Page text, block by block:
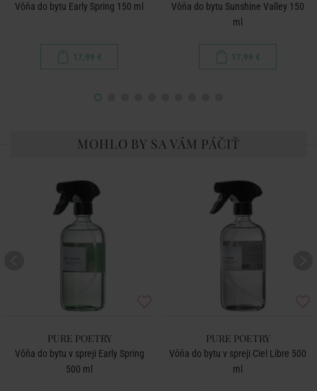
Vôňa do bytu Early Spring 150 ml
17,99 €
Vôňa do bytu Sunshine Valley 150
ml
17,99 €
MOHLO BY SA VÁM PÁČIŤ
PURE POETRY
Vôňa do bytu v spreji Early Spring
500 ml
PURE POETRY
Vôňa do bytu v spreji Ciel Libre 500
ml